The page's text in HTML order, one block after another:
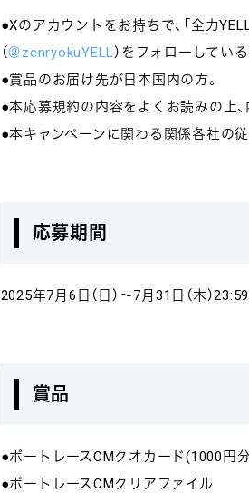
●Xのアカウントをお持ちで、「全力
（＠zenryokuYELL）をフォローしてい
●賞品のお届け先が日本国内の方。
●本応募規約の内容をよくお読みの上
●本キャンペーンに関わる関係各社の
応募期間
2025年7月6日（日）～7月31日（木）23:59
賞品
●ボートレースCMクオカード(1000円
●ボートレースCMクリアファイル